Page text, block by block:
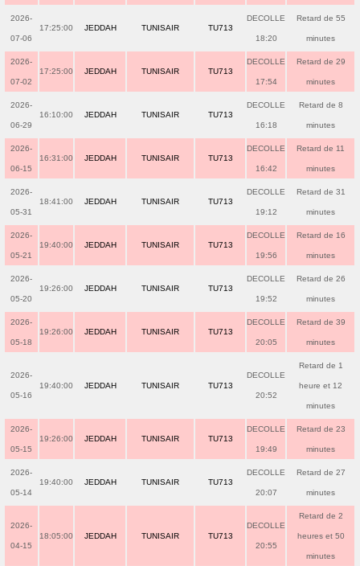
2026-
07-06
17:25:00 JEDDAH TUNISAIR TU713
DECOLLE
18:20
Retard de 55
minutes
2026-
07-02
17:25:00 JEDDAH TUNISAIR TU713
DECOLLE
17:54
Retard de 29
minutes
2026-
06-29
16:10:00 JEDDAH TUNISAIR TU713
DECOLLE
16:18
Retard de 8
minutes
2026-
06-15
16:31:00 JEDDAH TUNISAIR TU713
DECOLLE
16:42
Retard de 11
minutes
2026-
05-31
18:41:00 JEDDAH TUNISAIR TU713
DECOLLE
19:12
Retard de 31
minutes
2026-
05-21
19:40:00 JEDDAH TUNISAIR TU713
DECOLLE
19:56
Retard de 16
minutes
2026-
05-20
19:26:00 JEDDAH TUNISAIR TU713
DECOLLE
19:52
Retard de 26
minutes
2026-
05-18
19:26:00 JEDDAH TUNISAIR TU713
DECOLLE
20:05
Retard de 39
minutes
2026-
05-16
19:40:00 JEDDAH TUNISAIR TU713
DECOLLE
20:52
Retard de 1
heure et 12
minutes
2026-
05-15
19:26:00 JEDDAH TUNISAIR TU713
DECOLLE
19:49
Retard de 23
minutes
2026-
05-14
19:40:00 JEDDAH TUNISAIR TU713
DECOLLE
20:07
Retard de 27
minutes
2026-
04-15
18:05:00 JEDDAH TUNISAIR TU713
DECOLLE
20:55
Retard de 2
heures et 50
minutes